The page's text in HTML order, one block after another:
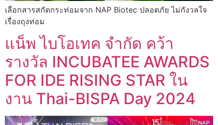
เลือกสารสกัดกระท่อมจาก NAP Biotec ปลอดภัย ไม่กังวลใจ
เรื่องถุงท่อม
แน็พ ไบโอเทค จำกัด คว้า
รางวัล INCUBATEE AWARDS
FOR IDE RISING STAR ใน
งาน Thai-BISPA Day 2024